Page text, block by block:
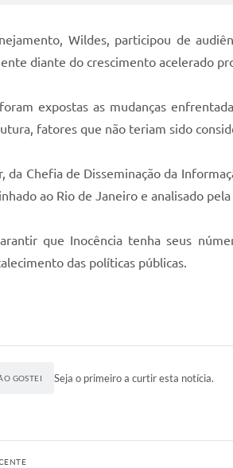
Wildes, participou de
diante do crescimento acelerado
expostas as mudanças
fatores que não teriam sido
da Chefia de Disseminação da
ao Rio de Janeiro e analisado
que Inocência tenha seus
das políticas públicas.
GOSTEI Seja o primeiro a curtir esta notícia.